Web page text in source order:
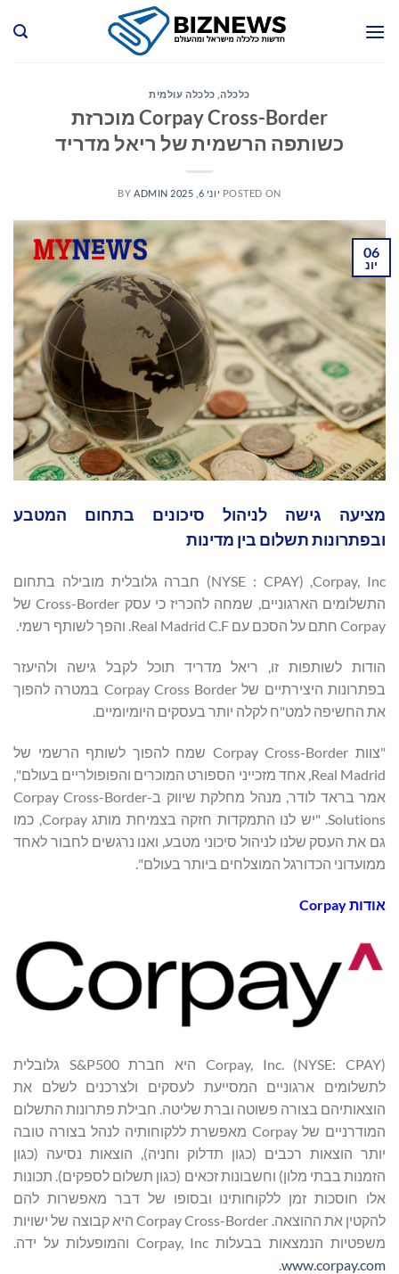
כלכלה, כלכלה עולמית
Corpay Cross-Border מוכרזת
כשותפה הרשמית של ריאל מדריד
POSTED ON יוני 6, 2025 BY ADMIN
06
יונ
מציעה גישה לניהול סיכונים בתחום המטבע
ובפתרונות תשלום בין מדינות
Corpay, Inc, ‏(NYSE : CPAY) חברה גלובלית מובילה בתחום
התשלומים הארגוניים, שמחה להכריז כי עסק Cross-Border של
Corpay חתם על הסכם עם Real Madrid C.F. והפך לשותף רשמי.
הודות לשותפות זו, ריאל מדריד תוכל לקבל גישה ולהיעזר
בפתרונות היצירתיים של Corpay Cross Border במטרה להפוך
את החשיפה למט"ח לקלה יותר בעסקים היומיומיים.
"צוות Corpay Cross-Border שמח להפוך לשותף הרשמי של
Real Madrid, אחד מזכייני הספורט המוכרים והפופולריים בעולם",
אמר בראד לודר, מנהל מחלקת שיווק ב-Corpay Cross-Border
Solutions. "יש לנו התמקדות חזקה בצמיחת מותג Corpay, כמו
גם את העסק שלנו לניהול סיכוני מטבע, ואנו נרגשים לחבור לאחד
ממועדוני הכדורגל המוצלחים ביותר בעולם".
אודותCorpay
Corpay, Inc. (NYSE: CPAY) היא חברת S&P500 גלובלית
לתשלומים ארגוניים המסייעת לעסקים ולצרכנים לשלם את
הוצאותיהם בצורה פשוטה וברת שליטה. חבילת פתרונות התשלום
המודרניים של Corpay מאפשרת ללקוחותיה לנהל בצורה טובה
יותר הוצאות רכבים (כגון תדלוק וחניה), הוצאות נסיעה (כגון
הזמנות בבתי מלון) וחשבונות זכאים (כגון תשלום לספקים). תכונות
אלו חוסכות זמן ללקוחותינו ובסופו של דבר מאפשרות להם
להקטין את ההוצאה. Corpay Cross-Border היא קבוצה של ישויות
משפטיות הנמצאות בבעלות Corpay, Inc והמופעלות על ידה.
www.corpay.com